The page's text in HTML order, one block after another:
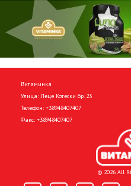
Витаминка
Улица: Леце Котески бр. 23
Телефон: +38948407407
Факс: +38948407407
© 2026 All